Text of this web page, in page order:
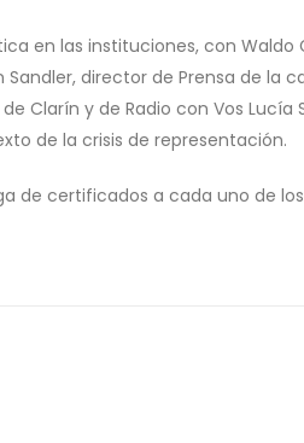
en las instituciones, con Waldo
director de Prensa de la
Clarín y de Radio con Vos Lucía
de la crisis de representación.
de certificados a cada uno de los